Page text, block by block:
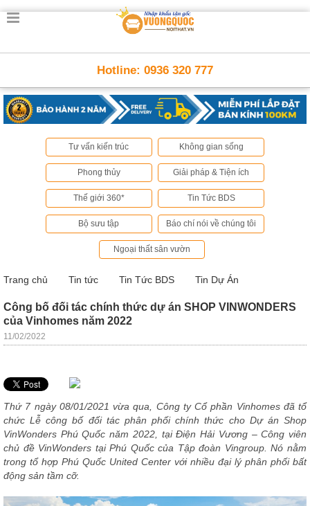
Trang
Thông
Minh
Nội
Thất
sách
Nội
Thất
Phòng
rượu,
Bàn
trà...
Nội
Thất
Phòng
Ngủ
Hotline: 0936 320 777
Tư vấn kiến trúc Không gian sống
Phong thủy Giải pháp & Tiện ích
Thế giới 360* Tin Tức BDS
Bộ sưu tập Báo chí nói về chúng tôi
Ngoại thất sân vườn
Trang chủ Tin tức Tin Tức BDS Tin Dự Án
Công bố đối tác chính thức dự án SHOP VINWONDERS
của Vinhomes năm 2022
11/02/2022
Thứ 7 ngày 08/01/2021 vừa qua, Công ty Cổ phần Vinhomes đã tổ
chức Lễ công bố đối tác phân phối chính thức cho Dự án Shop
VinWonders Phú Quốc năm 2022, tại Điện Hải Vương – Công viên
chủ đề VinWonders tại Phú Quốc của Tập đoàn Vingroup. Nó nằm
trong tổ hợp Phú Quốc United Center với nhiều đại lý phân phối bất
động sản tầm cỡ.